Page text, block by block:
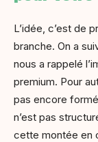
L’idée, c’est de
branche. On a
nous a rappelé
premium. Pour
pas encore
n’est pas
cette montée en